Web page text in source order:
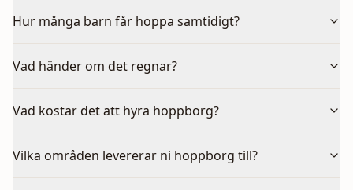
Hur många barn får hoppa samtidigt?
Vad händer om det regnar?
Vad kostar det att hyra hoppborg?
Vilka områden levererar ni hoppborg till?